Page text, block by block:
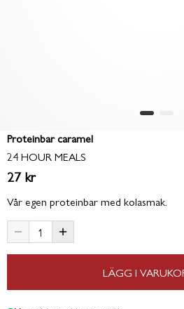
Proteinbar caramel
24 HOUR MEALS
27 kr
Vår egen proteinbar med kolasmak.
LÄGG I